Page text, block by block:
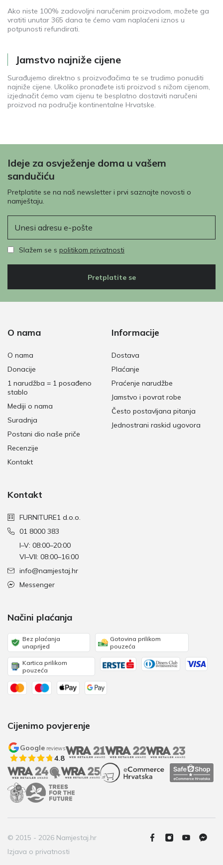
Ako niste 100% zadovoljni naručenim proizvodom, možete ga
vratiti unutar 365 dana te ćemo vam naplaćeni iznos u
potpunosti refundirati.
Jamstvo najniže cijene
Surađujemo direktno s proizvođačima te se trudimo ponuditi
najniže cijene. Ukoliko pronađete isti proizvod s nižom cijenom,
izjednačit ćemo vam cijenu te besplatno dostaviti naručeni
proizvod na područje kontinentalne Hrvatske.
Ideje za osvježenje doma u vašem
sandučiću
Pretplatite se na naš newsletter i prvi saznajte novosti o
namještaju.
Slažem se s politikom privatnosti
Pretplatite se
O nama
O nama
Donacije
1 narudžba = 1 posađeno
stablo
Mediji o nama
Suradnja
Postani dio naše priče
Recenzije
Kontakt
Informacije
Dostava
Plaćanje
Praćenje narudžbe
Jamstvo i povrat robe
Često postavljana pitanja
Jednostrani raskid ugovora
Kontakt
FURNITURE1 d.o.o.
01 8000 383
I–V: 08:00–20:00
VI–VII: 08:00–16:00
info@namjestaj.hr
Messenger
Načini plaćanja
Bez plaćanja
unaprijed
Gotovina prilikom
pouzeća
Kartica prilikom
pouzeća
Cijenimo povjerenje
Google reviews
4.8
© 2015 - 2026 Namjestaj.hr
Izjava o privatnosti